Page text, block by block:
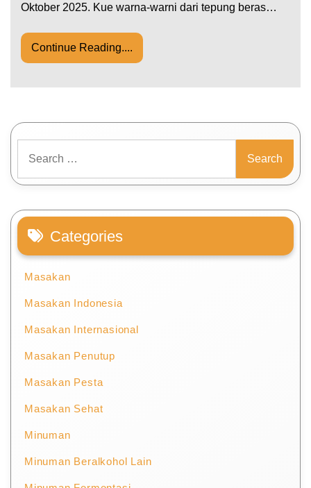
Oktober 2025. Kue warna-warni dari tepung beras…
Continue Reading....
for:
Categories
Masakan
Masakan Indonesia
Masakan Internasional
Masakan Penutup
Masakan Pesta
Masakan Sehat
Minuman
Minuman Beralkohol Lain